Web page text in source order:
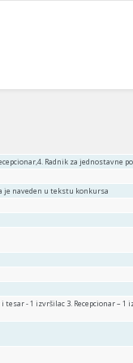
Radnik za jednostavne
je naveden u tekstu konkursa
tesar - 1 izvršilac 3. Recepcionar – 1